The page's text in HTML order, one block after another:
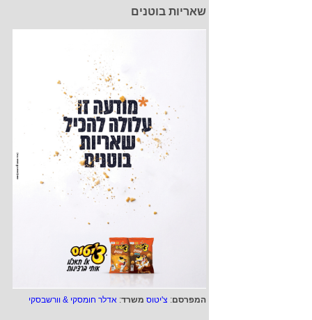
שאריות בוטנים
המפרסם: צ'יטוס משרד: אדלר חומסקי & וורשבסקי